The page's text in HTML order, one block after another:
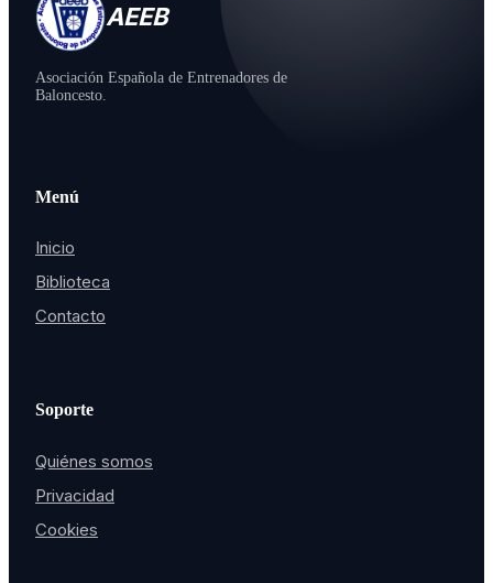
AEEB
Asociación Española de Entrenadores de
Baloncesto.
Menú
Inicio
Biblioteca
Contacto
Soporte
Quiénes somos
Privacidad
Cookies